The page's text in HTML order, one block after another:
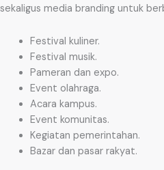
sekaligus media branding untuk
Festival kuliner.
Festival musik.
Pameran dan expo.
Event olahraga.
Acara kampus.
Event komunitas.
Kegiatan pemerintahan.
Bazar dan pasar rakyat.